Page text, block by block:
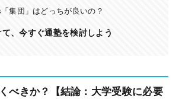
「集団」はどっちが良いの？
、今すぐ通塾を検討しよう
べきか？【結論：大学受験に必要